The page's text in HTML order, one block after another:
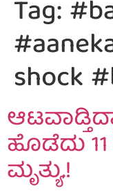
Tag:
shock
ಹೊಡೆದು
ಮೃತ್ಯು.!